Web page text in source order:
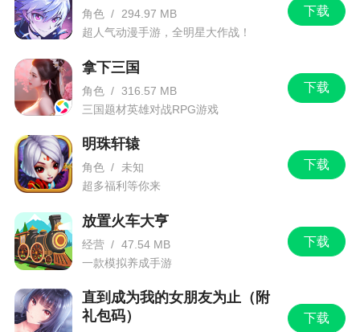
下载
角色 / 294.97 MB
超人气动漫手游，全明星大作战！
下载
拿下三国
角色 / 316.57 MB
三国题材英雄对战RPG游戏
下载
明珠轩辕
角色 / 未知
超多福利等你来
下载
放置火车大亨
经营 / 47.54 MB
一款模拟养成手游
下载
直到成为我的女朋友为止（附
礼包码）